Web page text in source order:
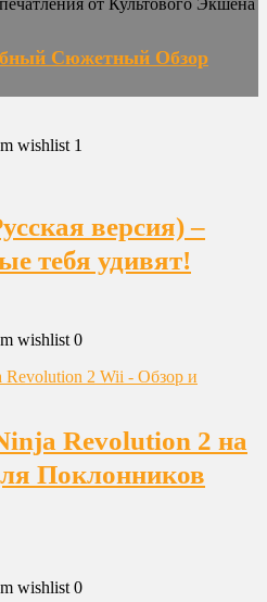
Сюжетный Обзор
wishlist 1
версия) –
тебя удивят!
wishlist 0
Revolution 2 на
Поклонников
wishlist 0